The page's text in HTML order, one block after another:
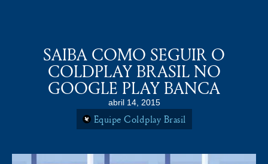
SAIBA COMO SEGUIR O
COLDPLAY BRASIL NO
GOOGLE PLAY BANCA
abril 14, 2015
Equipe Coldplay Brasil